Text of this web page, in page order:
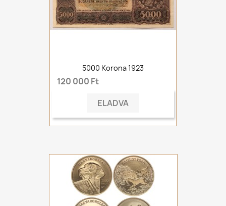
5000 Korona 1923
120 000 Ft
ELADVA